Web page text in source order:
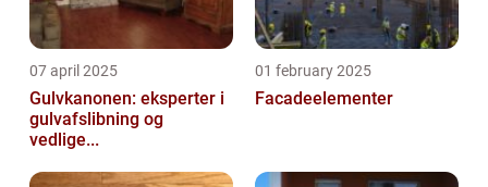
07 april 2025
Gulvkanonen: eksperter i
gulvafslibning og
vedlige...
01 february 2025
Facadeelementer